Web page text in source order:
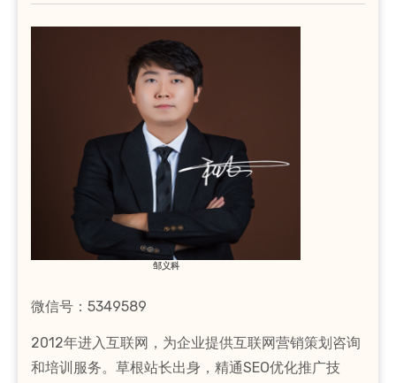
邹义科
微信号：5349589
2012年进入互联网，为企业提供互联网营销策划咨询
和培训服务。草根站长出身，精通SEO优化推广技